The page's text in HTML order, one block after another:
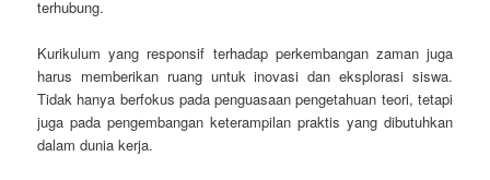
terhubung.
Kurikulum yang responsif terhadap perkembangan zaman juga
harus memberikan ruang untuk inovasi dan eksplorasi siswa.
Tidak hanya berfokus pada penguasaan pengetahuan teori, tetapi
juga pada pengembangan keterampilan praktis yang dibutuhkan
dalam dunia kerja.